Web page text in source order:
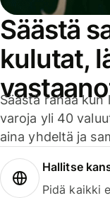
Säästä
kulutat,
Säästä rahaa
varoja yli 40
aina yhdeltä ja
Hallitse
Pidä kaikki